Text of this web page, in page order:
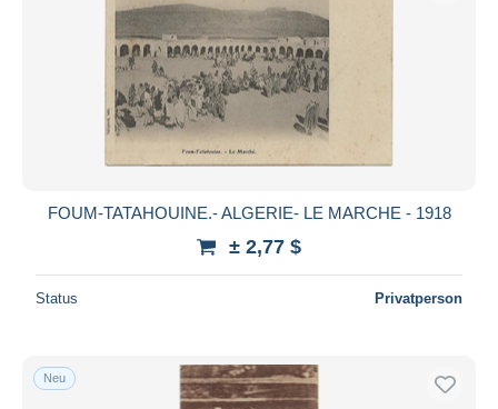
FOUM-TATAHOUINE.- ALGERIE- LE MARCHE - 1918
± 2,77 $
Status Privatperson
Neu